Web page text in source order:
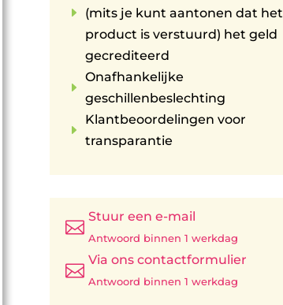
E
(mits je kunt aantonen dat het
product is verstuurd) het geld
gecrediteerd
E
Onafhankelijke
geschillenbeslechting
E
Klantbeoordelingen voor
transparantie

Stuur een e-mail
Antwoord binnen 1 werkdag

Via ons contactformulier
Antwoord binnen 1 werkdag